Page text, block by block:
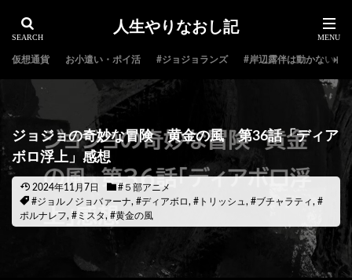
人生やりなおし記
仮想通貨 お小遣い・ポイ活 #ジョジョランズ #岸辺露伴は動かない
ジョジョの奇妙な冒険 黄金の風 第36話「ディア
ボロ浮上」感想
2024年11月7日
#５部アニメ
#ジョルノジョバァーナ, #ディアボロ, #トリッシュ , #ブチャラティ, #
ポルナレフ, #ミスタ, #黄金の風